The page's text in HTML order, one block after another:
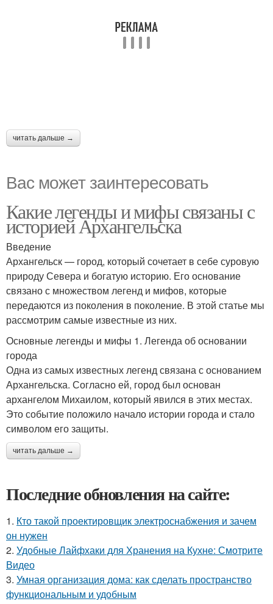
читать дальше →
Вас может заинтересовать
Какие легенды и мифы связаны с
историей Архангельска
Введение
Архангельск — город, который сочетает в себе суровую
природу Севера и богатую историю. Его основание
связано с множеством легенд и мифов, которые
передаются из поколения в поколение. В этой статье мы
рассмотрим самые известные из них.
Основные легенды и мифы 1. Легенда об основании
города
Одна из самых известных легенд связана с основанием
Архангельска. Согласно ей, город был основан
архангелом Михаилом, который явился в этих местах.
Это событие положило начало истории города и стало
символом его защиты.
читать дальше →
Последние обновления на сайте:
1. Кто такой проектировщик электроснабжения и зачем
он нужен
2. Удобные Лайфхаки для Хранения на Кухне: Смотрите
Видео
3. Умная организация дома: как сделать пространство
функциональным и удобным